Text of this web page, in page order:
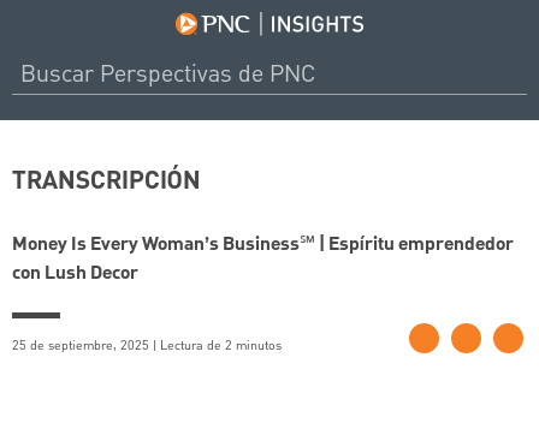
TRANSCRIPCIÓN
Money Is Every Woman’s Business℠ | Espíritu emprendedor
con Lush Decor
25 de septiembre, 2025 | Lectura de 2 minutos